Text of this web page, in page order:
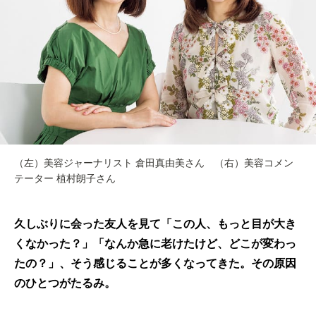
（左）美容ジャーナリスト 倉田真由美さん （右）美容コメン
テーター 植村朗子さん
久しぶりに会った友人を見て「この人、もっと目が大き
くなかった？」「なんか急に老けたけど、どこが変わっ
たの？」、そう感じることが多くなってきた。その原因
のひとつがたるみ。